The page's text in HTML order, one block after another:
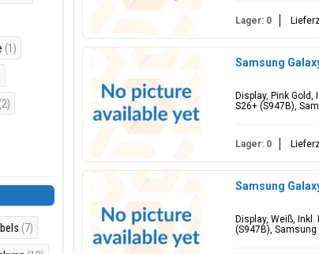
(1)
(2)
(7)
Lager: 0
Samsung
Display, Pink
S26+ (S947B),
Lager: 0
Samsung
Display, Weiß,
(S947B), Samsung